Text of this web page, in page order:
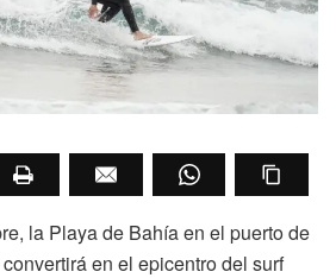
la Playa de Bahía en el puerto de
en el epicentro del surf